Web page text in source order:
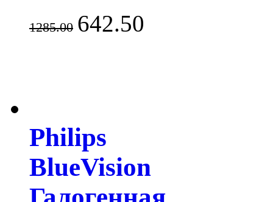
1285.00 642.50
Philips
BlueVision